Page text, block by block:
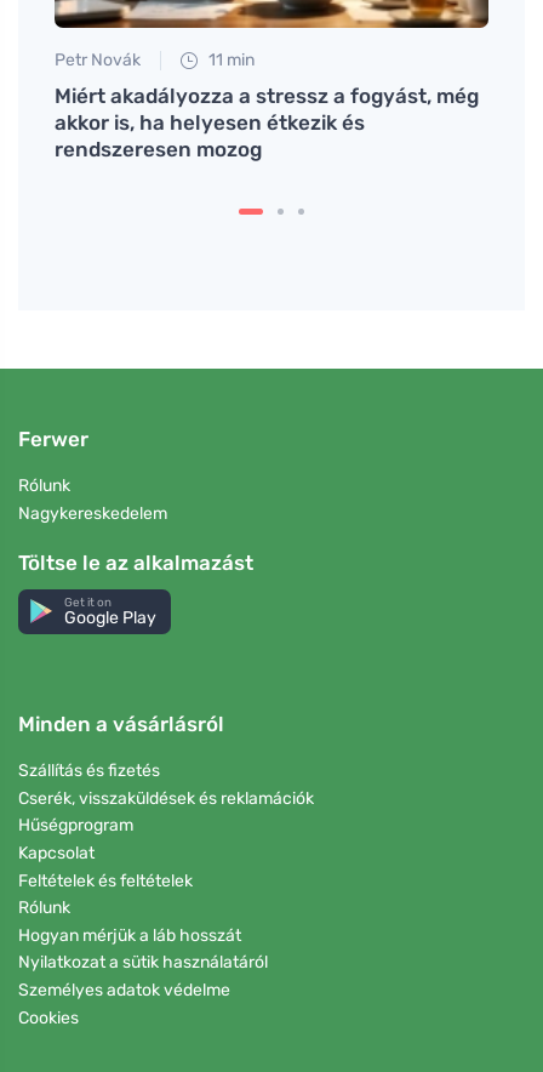
Petr Novák 11 min
Miért akadályozza a stressz a fogyást, még
akkor is, ha helyesen étkezik és
rendszeresen mozog
Ferwer
Rólunk
Nagykereskedelem
Töltse le az alkalmazást
Get it on
Google Play
Minden a vásárlásról
Szállítás és fizetés
Cserék, visszaküldések és reklamációk
Hűségprogram
Kapcsolat
Feltételek és feltételek
Rólunk
Hogyan mérjük a láb hosszát
Nyilatkozat a sütik használatáról
Személyes adatok védelme
Cookies